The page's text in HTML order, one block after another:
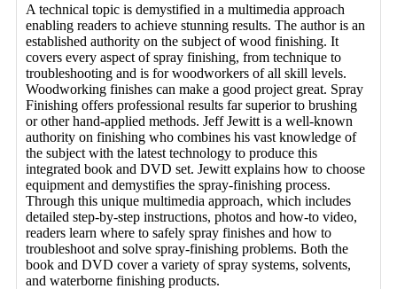
A technical topic is demystified in a multimedia approach
enabling readers to achieve stunning results. The author is an
established authority on the subject of wood finishing. It
covers every aspect of spray finishing, from technique to
troubleshooting and is for woodworkers of all skill levels.
Woodworking finishes can make a good project great. Spray
Finishing offers professional results far superior to brushing
or other hand-applied methods. Jeff Jewitt is a well-known
authority on finishing who combines his vast knowledge of
the subject with the latest technology to produce this
integrated book and DVD set. Jewitt explains how to choose
equipment and demystifies the spray-finishing process.
Through this unique multimedia approach, which includes
detailed step-by-step instructions, photos and how-to video,
readers learn where to safely spray finishes and how to
troubleshoot and solve spray-finishing problems. Both the
book and DVD cover a variety of spray systems, solvents,
and waterborne finishing products.